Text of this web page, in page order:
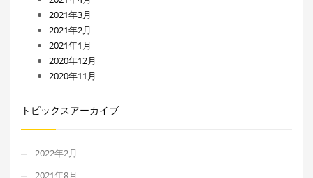
2021年3月
2021年2月
2021年1月
2020年12月
2020年11月
トピックスアーカイブ
2022年2月
2021年8月